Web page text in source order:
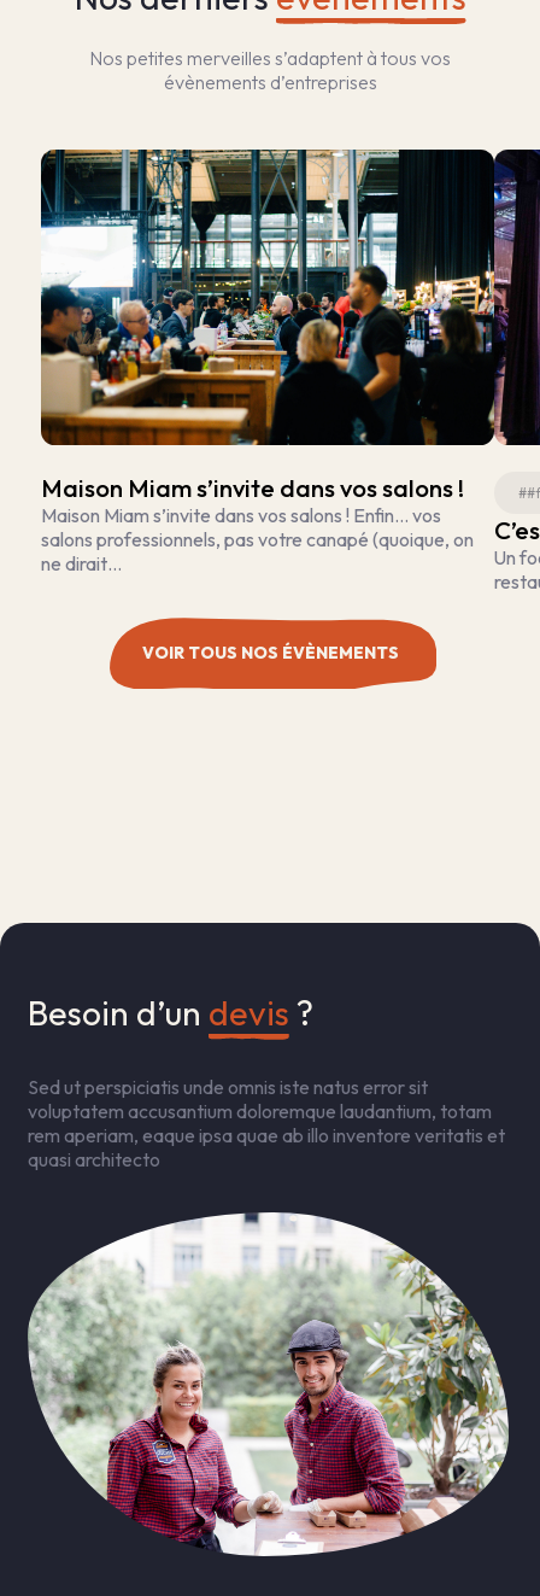
Nos petites merveilles s’adaptent à tous vos
évènements d’entreprises
Maison Miam s’invite dans vos salons !
Maison Miam s’invite dans vos salons ! Enfin… vos
salons professionnels, pas votre canapé (quoique, on
ne dirait…
Un
VOIR TOUS NOS ÉVÈNEMENTS
Besoin d’un devis ?
Sed ut perspiciatis unde omnis iste natus error sit
voluptatem accusantium doloremque laudantium, totam
rem aperiam, eaque ipsa quae ab illo inventore veritatis et
quasi architecto